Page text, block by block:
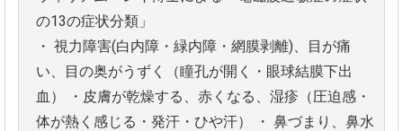
の13の症状分類」
・ 視力障害(白内障・緑内障・網膜剥離)、目が痛
い、目の奥がうずく（瞳孔が開く・眼球結膜下出
血）
・皮膚が乾燥する、赤くなる、湿疹（圧迫感・
体が熱く感じる・発汗・ひや汗）
・ 鼻づまり、鼻水